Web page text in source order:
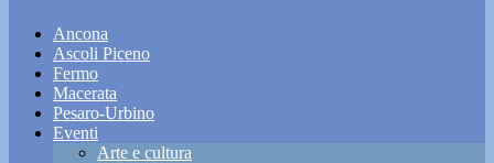
Ancona
Ascoli Piceno
Fermo
Macerata
Pesaro-Urbino
Eventi
Arte e cultura